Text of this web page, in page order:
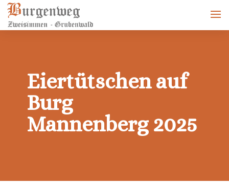
Eiertütschen auf
Burg
Mannenberg 2025